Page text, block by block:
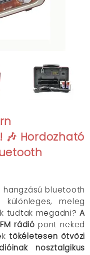
Hordozható
hangzású bluetooth
különleges, meleg
tudtak megadni?A
rádió pont neked
tökéletesen ötvözi
nosztalgikus